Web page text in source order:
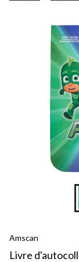
Amscan
Livre